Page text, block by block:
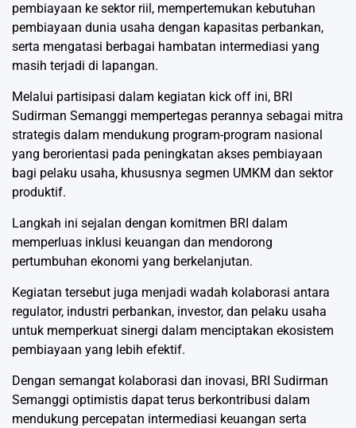
pembiayaan ke sektor riil, mempertemukan kebutuhan
pembiayaan dunia usaha dengan kapasitas perbankan,
serta mengatasi berbagai hambatan intermediasi yang
masih terjadi di lapangan.
Melalui partisipasi dalam kegiatan kick off ini, BRI
Sudirman Semanggi mempertegas perannya sebagai mitra
strategis dalam mendukung program-program nasional
yang berorientasi pada peningkatan akses pembiayaan
bagi pelaku usaha, khususnya segmen UMKM dan sektor
produktif.
Langkah ini sejalan dengan komitmen BRI dalam
memperluas inklusi keuangan dan mendorong
pertumbuhan ekonomi yang berkelanjutan.
Kegiatan tersebut juga menjadi wadah kolaborasi antara
regulator, industri perbankan, investor, dan pelaku usaha
untuk memperkuat sinergi dalam menciptakan ekosistem
pembiayaan yang lebih efektif.
Dengan semangat kolaborasi dan inovasi, BRI Sudirman
Semanggi optimistis dapat terus berkontribusi dalam
mendukung percepatan intermediasi keuangan serta